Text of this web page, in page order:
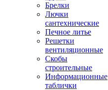
Брелки
Лючки
сантехнические
Печное литье
Решетки
вентиляционные
Скобы
строительные
Информационные
таблички